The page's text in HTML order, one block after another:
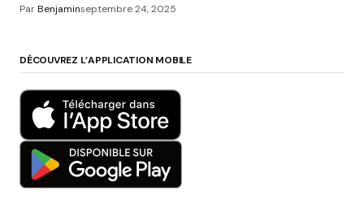
ParBenjaminseptembre 24, 2025
DÉCOUVREZ L’APPLICATION MOBILE